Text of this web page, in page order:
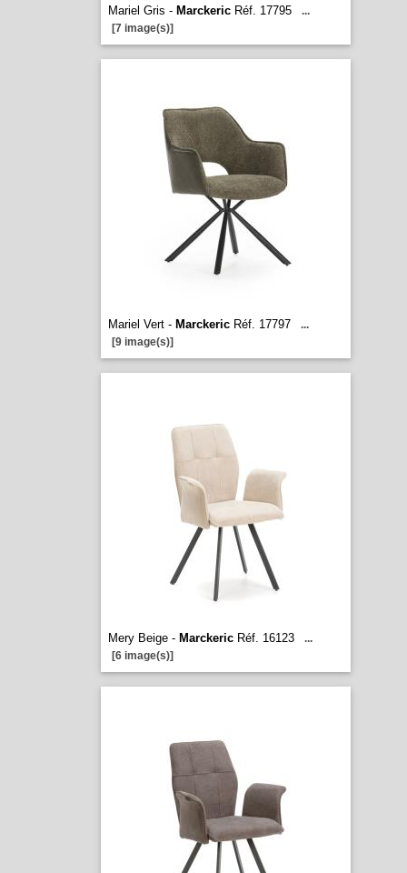
Mariel Gris - MarckericRéf. 17795
...
[7 image(s)]
Mariel Vert - MarckericRéf. 17797
...
[9 image(s)]
Mery Beige - MarckericRéf. 16123
...
[6 image(s)]